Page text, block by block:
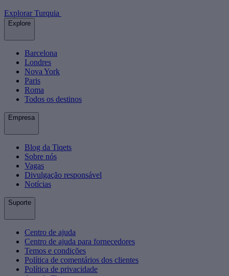
Explorar Turquia
Explore
Barcelona
Londres
Nova York
Paris
Roma
Todos os destinos
Empresa
Blog da Tiqets
Sobre nós
Vagas
Divulgação responsável
Notícias
Suporte
Centro de ajuda
Centro de ajuda para fornecedores
Temos e condições
Política de comentários dos clientes
Política de privacidade